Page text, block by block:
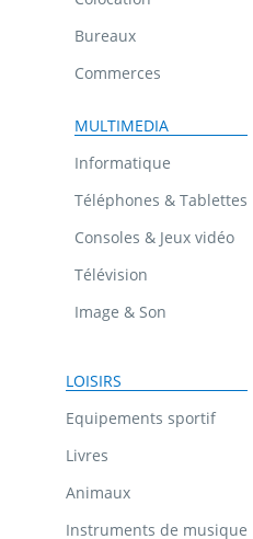
Bureaux
Commerces
MULTIMEDIA
Informatique
Téléphones & Tablettes
Consoles & Jeux vidéo
Télévision
Image & Son
LOISIRS
Equipements sportif
Livres
Animaux
Instruments de musique